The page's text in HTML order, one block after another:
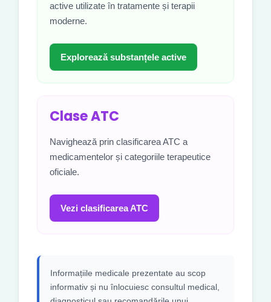
active utilizate în tratamente și terapii
moderne.
Explorează substanțele active
Clase ATC
Navighează prin clasificarea ATC a
medicamentelor și categoriile terapeutice
oficiale.
Vezi clasificarea ATC
Informațiile medicale prezentate au scop
informativ și nu înlocuiesc consultul medical,